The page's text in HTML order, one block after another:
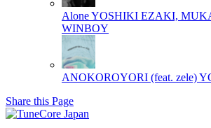
AloneYOSHIKI EZAKI,
WINBOY
ANOKOROYORI (feat. zele)
Share this Page